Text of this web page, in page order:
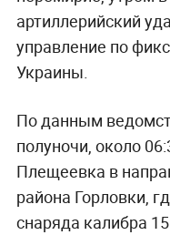
артиллерийский
управление по
Украины.
По данным
полуночи, около
Плещеевка в
района Горловки,
снаряда калибра